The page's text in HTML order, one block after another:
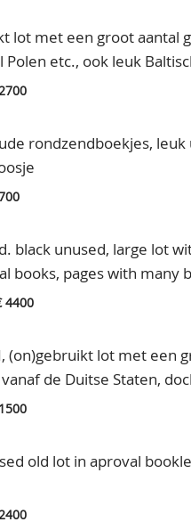
lot met een groot aantal
etc., ook leuk
rondzendboekjes,
black unused, large lot
books, pages with many
cat.value, in small box
4400
(on)gebruikt lot met een
de Duitse Staten,
old lot in aproval